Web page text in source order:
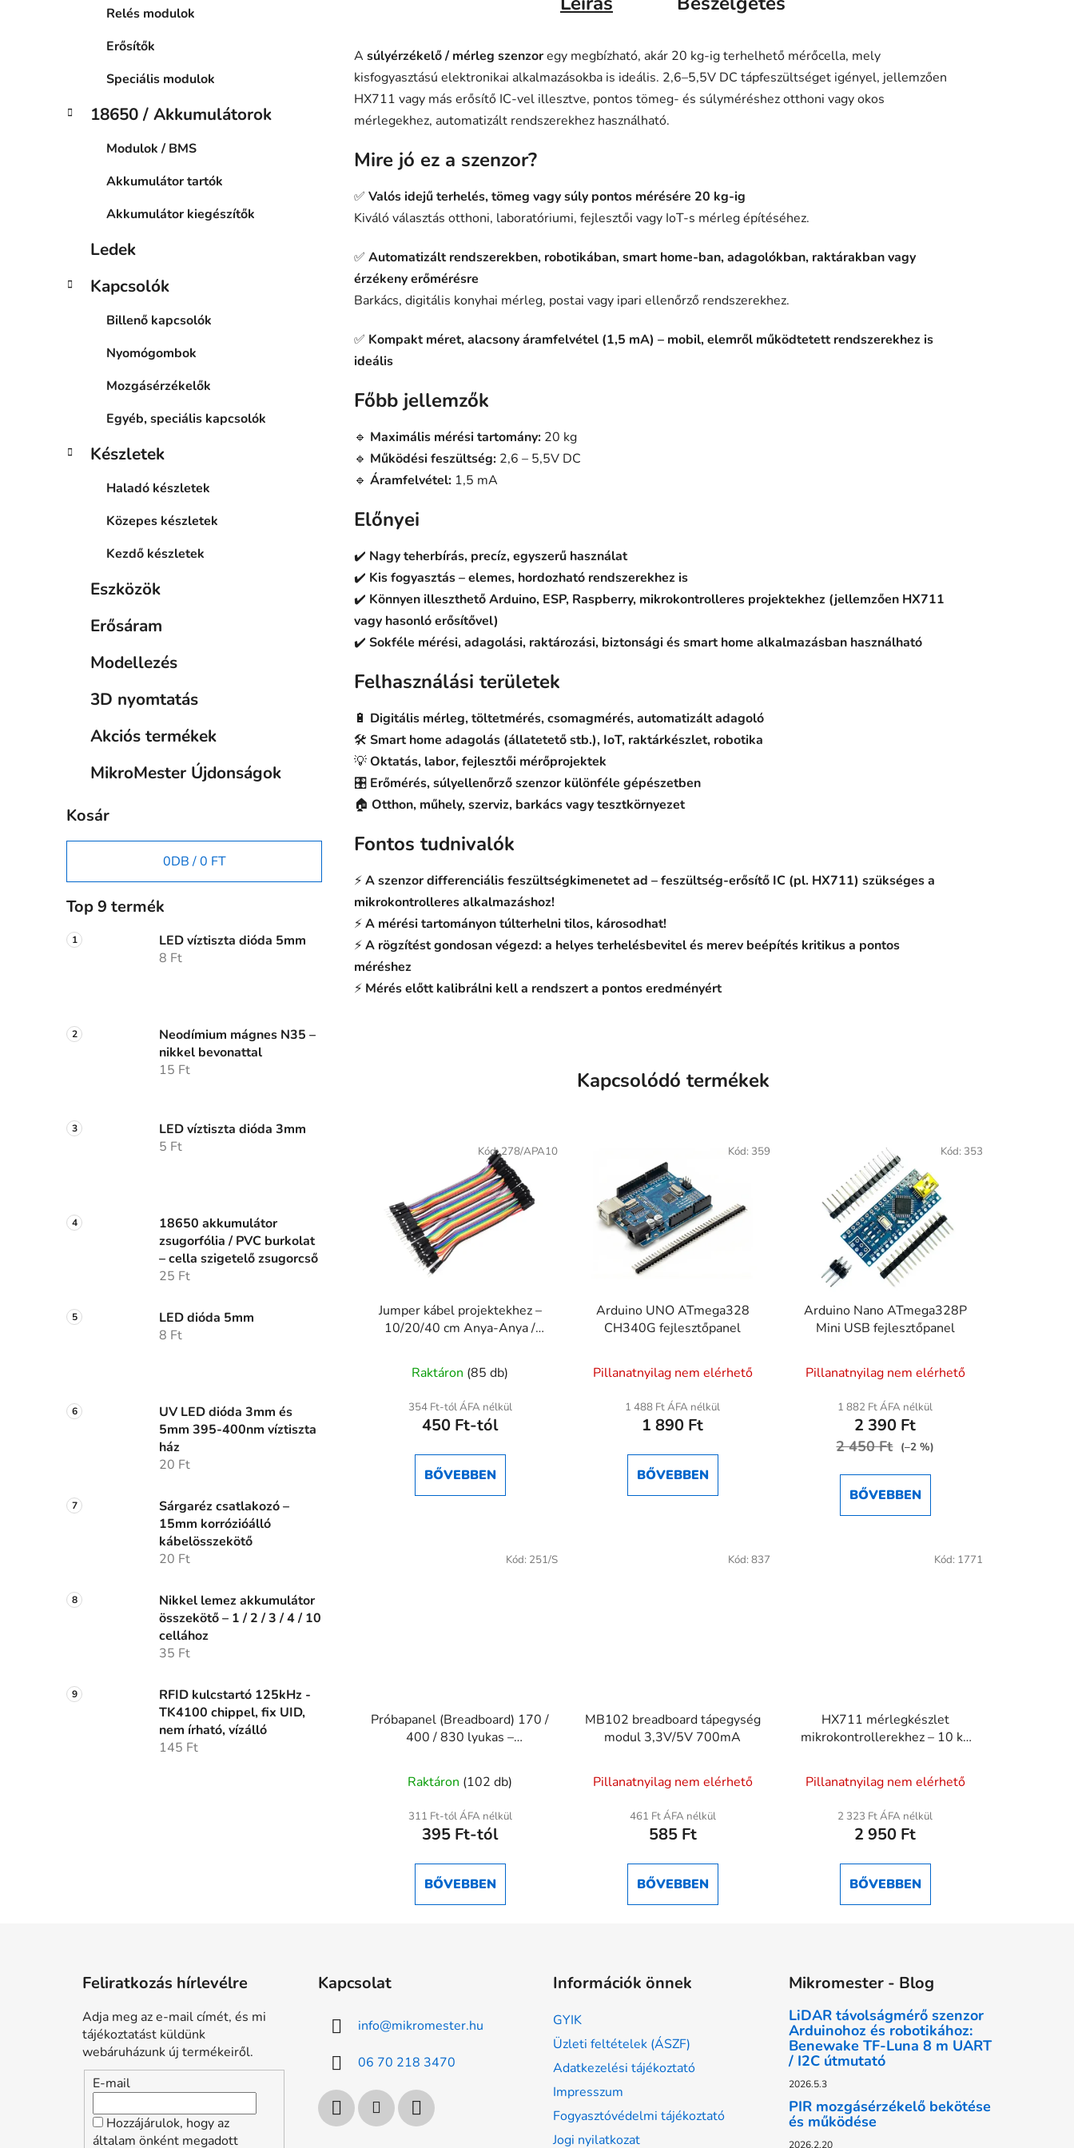
Relés modulok
Erősítők
Speciális modulok
18650 / Akkumulátorok
Modulok / BMS
Akkumulátor tartók
Akkumulátor kiegészítők
Ledek
Kapcsolók
Billenő kapcsolók
Nyomógombok
Mozgásérzékelők
Egyéb, speciális kapcsolók
Készletek
Haladó készletek
Közepes készletek
Kezdő készletek
Eszközök
Erősáram
Modellezés
3D nyomtatás
Akciós termékek
MikroMester Újdonságok
Kosár
0DB /0 FT
Top 9 termék
LED víztiszta dióda 5mm
8 Ft
Neodímium mágnes N35 –
nikkel bevonattal
15 Ft
LED víztiszta dióda 3mm
5 Ft
18650 akkumulátor
zsugorfólia / PVC burkolat
– cella szigetelő zsugorcső
25 Ft
LED dióda 5mm
8 Ft
UV LED dióda 3mm és
5mm 395-400nm víztiszta
ház
20 Ft
Sárgaréz csatlakozó –
15mm korrózióálló
kábelösszekötő
20 Ft
Nikkel lemez akkumulátor
összekötő – 1 / 2 / 3 / 4 / 10
cellához
35 Ft
RFID kulcstartó 125kHz -
TK4100 chippel, fix UID,
nem írható, vízálló
145 Ft
A súlyérzékelő / mérleg szenzoregy megbízható, akár 20 kg-ig terhelhető mérőcella, mely
kisfogyasztású elektronikai alkalmazásokba is ideális. 2,6–5,5V DC tápfeszültséget igényel, jellemzően
HX711 vagy más erősítő IC-vel illesztve, pontos tömeg- és súlyméréshez otthoni vagy okos
mérlegekhez, automatizált rendszerekhez használható.
Mire jó ez a szenzor?
✅ Valós idejű terhelés, tömeg vagy súly pontos mérésére 20 kg-ig
Kiváló választás otthoni, laboratóriumi, fejlesztői vagy IoT-s mérleg építéséhez.
✅ Automatizált rendszerekben, robotikában, smart home-ban, adagolókban, raktárakban vagy
érzékeny erőmérésre
Barkács, digitális konyhai mérleg, postai vagy ipari ellenőrző rendszerekhez.
✅ Kompakt méret, alacsony áramfelvétel (1,5 mA) – mobil, elemről működtetett rendszerekhez is
ideális
Főbb jellemzők
🔹 Maximális mérési tartomány: 20 kg
🔹 Működési feszültség: 2,6 – 5,5V DC
🔹 Áramfelvétel: 1,5 mA
Előnyei
✔️ Nagy teherbírás, precíz, egyszerű használat
✔️ Kis fogyasztás – elemes, hordozható rendszerekhez is
✔️ Könnyen illeszthető Arduino, ESP, Raspberry, mikrokontrolleres projektekhez (jellemzően HX711
vagy hasonló erősítővel)
✔️ Sokféle mérési, adagolási, raktározási, biztonsági és smart home alkalmazásban használható
Felhasználási területek
🔋 Digitális mérleg, töltetmérés, csomagmérés, automatizált adagoló
🛠️ Smart home adagolás (állatetető stb.), IoT, raktárkészlet, robotika
💡Oktatás, labor, fejlesztői mérőprojektek
🎛️ Erőmérés, súlyellenőrző szenzor különféle gépészetben
🏠 Otthon, műhely, szerviz, barkács vagy tesztkörnyezet
Fontos tudnivalók
⚡A szenzor differenciális feszültségkimenetet ad – feszültség-erősítő IC (pl. HX711) szükséges a
mikrokontrolleres alkalmazáshoz!
⚡A mérési tartományon túlterhelni tilos, károsodhat!
⚡A rögzítést gondosan végezd: a helyes terhelésbevitel és merev beépítés kritikus a pontos
méréshez
⚡ Mérés előtt kalibrálni kell a rendszert a pontos eredményért
Kapcsolódó termékek
Jumper kábel projektekhez –
10/20/40 cm Anya-Anya /
termék
átlagos
értékelése
ből
Raktáron (85 db)
354 Ft-tól ÁFA nélkül
450 Ft-tól
BŐVEBBEN
Kód:278/APA10
Arduino UNO ATmega328
CH340G fejlesztőpanel
termék
átlagos
értékelése
ből
Pillanatnyilag nem elérhető
1 488 Ft ÁFA nélkül
1 890 Ft
BŐVEBBEN
Kód: 359
Arduino Nano ATmega328P
Mini USB fejlesztőpanel
termék
átlagos
értékelése
5-
4,5
Pillanatnyilag nem elérhető
1 882 Ft ÁFA nélkül
2 390 Ft
2 450 Ft (–2 %)
BŐVEBBEN
Kód: 353
Próbapanel (Breadboard) 170 /
400 / 830 lyukas –
felület
Raktáron (102 db)
311 Ft-tól ÁFA nélkül
395 Ft-tól
BŐVEBBEN
Kód: 251/S
MB102 breadboard tápegység
modul 3,3V/5V 700mA
Pillanatnyilag nem elérhető
461 Ft ÁFA nélkül
585 Ft
BŐVEBBEN
Kód: 837
HX711 mérlegkészlet
mikrokontrollerekhez – 10 kg
Pillanatnyilag nem elérhető
2 323 Ft ÁFA nélkül
2 950 Ft
BŐVEBBEN
Kód: 1771
Feliratkozás hírlevélre
Adja meg az e-mail címét, és mi
tájékoztatást küldünk
webáruházunk új termékeiről.
E-mail
Hozzájárulok, hogy az
általam önként megadott
Kapcsolat
info@mikromester.hu
06 70 218 3470
Információk önnek
GYIK
Üzleti feltételek (ÁSZF)
Adatkezelési tájékoztató
Impresszum
Fogyasztóvédelmi tájékoztató
Jogi nyilatkozat
Mikromester - Blog
LiDAR távolságmérő szenzor
Arduinohoz és robotikához:
Benewake TF-Luna 8 m UART
/ I2C útmutató
2026.5.3
PIR mozgásérzékelő bekötése
és működése
2026.2.20